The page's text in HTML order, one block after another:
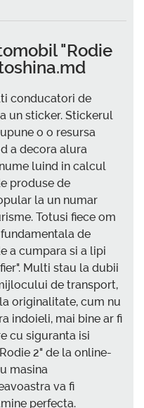
"Rodie
conducatori de
un sticker. Stickerul
o o resursa
a decora alura
luind in calcul
produse de
la un numar
Totusi fiece om
de
a cumpara si a lipi
Multi stau la dubii
de transport,
originalitate, cum nu
indoieli, mai bine ar fi
cu siguranta isi
2" de la online-
masina
va fi
perfecta.